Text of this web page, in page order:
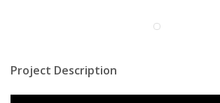
Project Description